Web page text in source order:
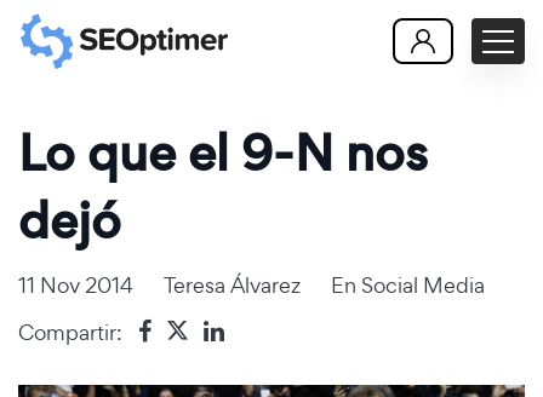
Lo que el 9-N nos
dejó
11 Nov 2014 Teresa Álvarez En Social Media
Compartir: